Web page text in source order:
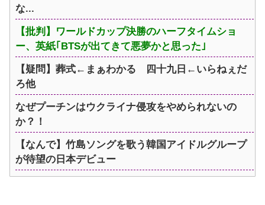
な...
【批判】ワールドカップ決勝のハーフタイムショ
ー、英紙｢BTSが出てきて悪夢かと思った｣
【疑問】葬式←まぁわかる 四十九日←いらねぇだ
ろ他
なぜプーチンはウクライナ侵攻をやめられないの
か？！
【なんで】竹島ソングを歌う韓国アイドルグループ
が待望の日本デビュー